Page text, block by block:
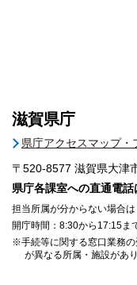
滋賀県庁
県庁アクセスマップ・
〒520-8577 滋賀県大津
県庁各課室への直通電話
担当所属が分からない場合
開庁時間：8:30から17:15ま
※手続等に関する窓口業務
が異なる所属・施設があり